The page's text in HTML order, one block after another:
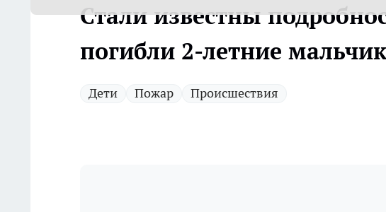
Стали известны
погибли 2-летние
Дети Пожар Происшествия